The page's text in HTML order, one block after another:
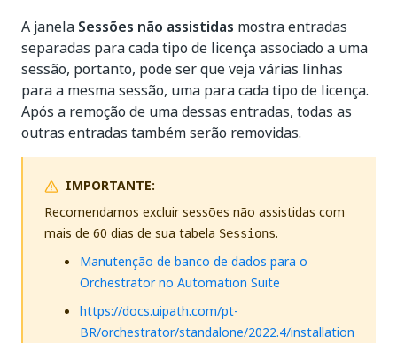
A janela Sessões não assistidas mostra entradas
separadas para cada tipo de licença associado a uma
sessão, portanto, pode ser que veja várias linhas
para a mesma sessão, uma para cada tipo de licença.
Após a remoção de uma dessas entradas, todas as
outras entradas também serão removidas.
IMPORTANTE:
Recomendamos excluir sessões não assistidas com
mais de 60 dias de sua tabela Sessions.
Manutenção de banco de dados para o
Orchestrator no Automation Suite
https://docs.uipath.com/pt-
BR/orchestrator/standalone/2022.4/installation